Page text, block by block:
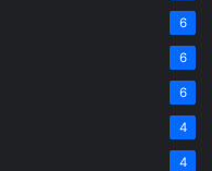
6
6
6
4
4